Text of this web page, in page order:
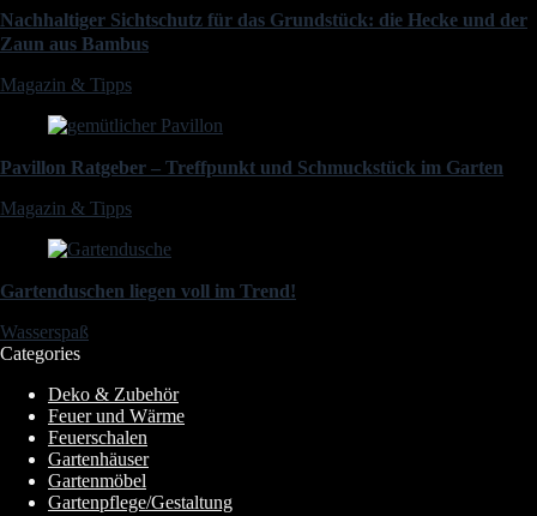
Nachhaltiger Sichtschutz für das Grundstück: die Hecke und der
Zaun aus Bambus
Magazin & Tipps
Pavillon Ratgeber – Treffpunkt und Schmuckstück im Garten
Magazin & Tipps
Gartenduschen liegen voll im Trend!
Wasserspaß
Categories
Deko & Zubehör
Feuer und Wärme
Feuerschalen
Gartenhäuser
Gartenmöbel
Gartenpflege/Gestaltung